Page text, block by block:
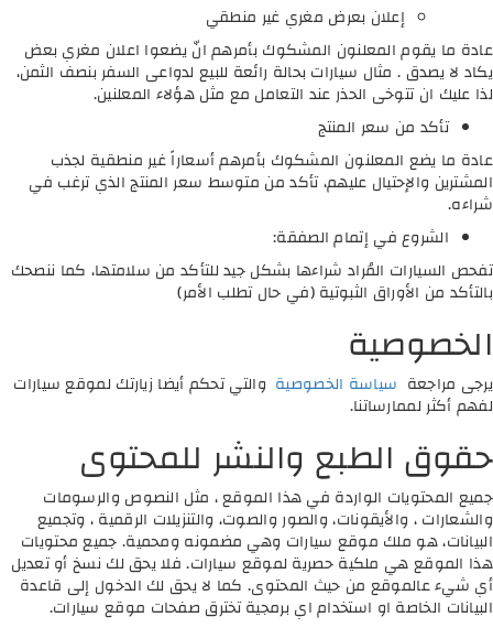
إعلان بعرض مغري غير منطقي
عادة ما يقوم المعلنون المشكوك بأمرهم انّ يضعوا اعلان مغري بعض
يكاد لا يصدق . مثال سيارات بحالة رائعة للبيع لدواعى السفر بنصف الثمن،
لذا عليك ان تتوخى الحذر عند التعامل مع مثل هؤلاء المعلنين.
تأكد من سعر المنتج
عادة ما يضع المعلنون المشكوك بأمرهم أسعاراً غير منطقية لجذب
المشترين والإحتيال عليهم، تأكد من متوسط سعر المنتج الذي ترغب في
شراءه.
الشروع في إتمام الصفقة:
تفحص السيارات المُراد شراءها بشكل جيد للتأكد من سلامتها، كما ننصحك
بالتأكد من الأوراق الثبوتية (في حال تطلب الأمر)
الخصوصية
يرجى مراجعة سياسة الخصوصية والتي تحكم أيضا زيارتك لموقع سيارات
لفهم أكثر لممارساتنا.
حقوق الطبع والنشر للمحتوى
جميع المحتويات الواردة في هذا الموقع ، مثل النصوص والرسومات
والشعارات ، والأيقونات، والصور والصوت، والتنزيلات الرقمية ، وتجميع
البيانات، هو ملك موقع سيارات وهي مضمونه ومحمية. جميع محتويات
هذا الموقع هي ملكية حصرية لموقع سيارات. فلا يحق لك نسخ أو تعديل
أي شيء عالموقع من حيث المحتوى. كما لا يحق لك الدخول إلى قاعدة
البيانات الخاصة او استخدام اي برمجية تخترق صفحات موقع سيارات.